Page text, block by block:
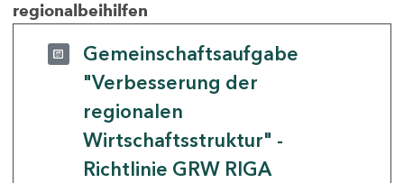
regionalbeihilfen
Gemeinschaftsaufgabe
"Verbesserung der
regionalen
Wirtschaftsstruktur" -
Richtlinie GRW RIGA